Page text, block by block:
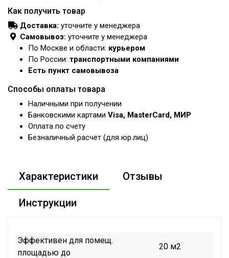
Как получить товар
Доставка: уточните у менеджера
Самовывоз: уточните у менеджера
По Москве и области: курьером
По России: транспортными компаниями
Есть пункт самовывоза
Способы оплаты товара
Наличными при получении
Банковскими картами Visa, MasterCard, МИР
Оплата по счету
Безналичный расчет (для юр.лиц)
Характеристики Отзывы
Инструкции
Эффективен для помещ.
площадью до
20 м2